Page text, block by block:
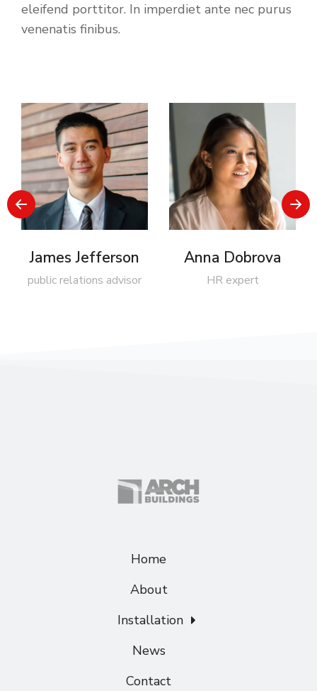
eleifend porttitor. In imperdiet ante nec purus
venenatis finibus.
James Jefferson
public relations advisor
Anna Dobrova
HR expert
Home
About
Installation
News
Contact